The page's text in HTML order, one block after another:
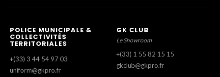
POLICE MUNICIPALE &
COLLECTIVITÉS
TERRITORIALES
+(33) 3 44 54 97 03
uniform@gkpro.fr
GK CLUB
Le Showroom
+(33) 1 55 82 15 15
gkclub@gkpro.fr